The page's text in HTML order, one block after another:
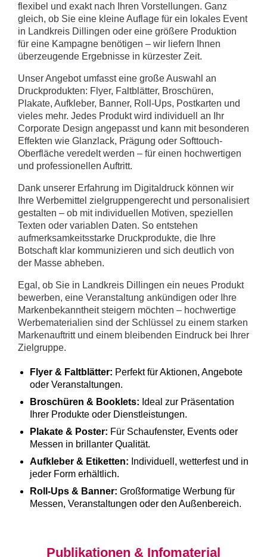
flexibel und exakt nach Ihren Vorstellungen. Ganz
gleich, ob Sie eine kleine Auflage für ein lokales Event
in Landkreis Dillingen oder eine größere Produktion
für eine Kampagne benötigen – wir liefern Ihnen
überzeugende Ergebnisse in kürzester Zeit.
Unser Angebot umfasst eine große Auswahl an
Druckprodukten: Flyer, Faltblätter, Broschüren,
Plakate, Aufkleber, Banner, Roll-Ups, Postkarten und
vieles mehr. Jedes Produkt wird individuell an Ihr
Corporate Design angepasst und kann mit besonderen
Effekten wie Glanzlack, Prägung oder Softtouch-
Oberfläche veredelt werden – für einen hochwertigen
und professionellen Auftritt.
Dank unserer Erfahrung im Digitaldruck können wir
Ihre Werbemittel zielgruppengerecht und personalisiert
gestalten – ob mit individuellen Motiven, speziellen
Texten oder variablen Daten. So entstehen
aufmerksamkeitsstarke Druckprodukte, die Ihre
Botschaft klar kommunizieren und sich deutlich von
der Masse abheben.
Egal, ob Sie in Landkreis Dillingen ein neues Produkt
bewerben, eine Veranstaltung ankündigen oder Ihre
Markenbekanntheit steigern möchten – hochwertige
Werbematerialien sind der Schlüssel zu einem starken
Markenauftritt und einem bleibenden Eindruck bei Ihrer
Zielgruppe.
Flyer & Faltblätter: Perfekt für Aktionen, Angebote
oder Veranstaltungen.
Broschüren & Booklets: Ideal zur Präsentation
Ihrer Produkte oder Dienstleistungen.
Plakate & Poster: Für Schaufenster, Events oder
Messen in brillanter Qualität.
Aufkleber & Etiketten: Individuell, wetterfest und in
jeder Form erhältlich.
Roll-Ups & Banner: Großformatige Werbung für
Messen, Veranstaltungen oder den Außenbereich.
Publikationen & Infomaterial